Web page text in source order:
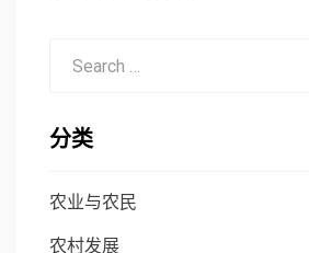
分类
农业与农民
农村发展